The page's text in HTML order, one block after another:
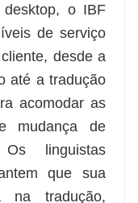
o IBF
de serviço
desde a
até a tradução
acomodar as
mudança de
Os linguistas
que sua
na tradução,